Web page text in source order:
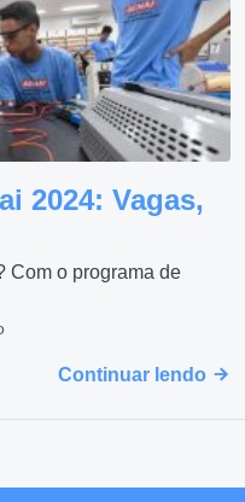
2024: Vagas,
Com o programa de
Continuar lendo